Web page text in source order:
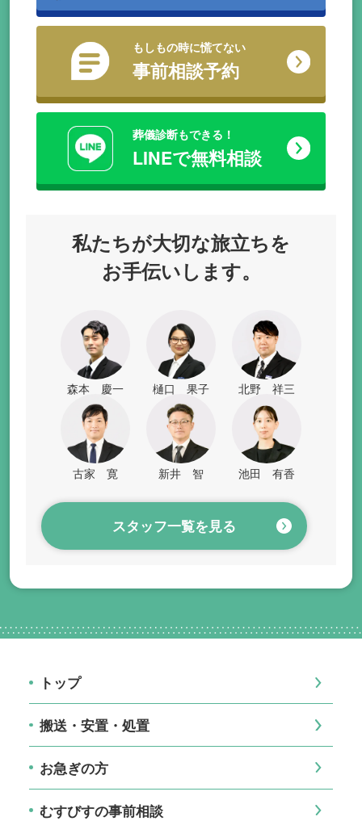
もしもの時に慌てない
事前相談予約
葬儀診断もできる！
LINEで無料相談
私たちが大切な旅立ちを
お手伝いします。
森本 慶一 樋口 果子 北野 祥三
古家 寛 新井 智 池田 有香
スタッフ一覧を見る
トップ
搬送・安置・処置
お急ぎの方
むすびすの事前相談